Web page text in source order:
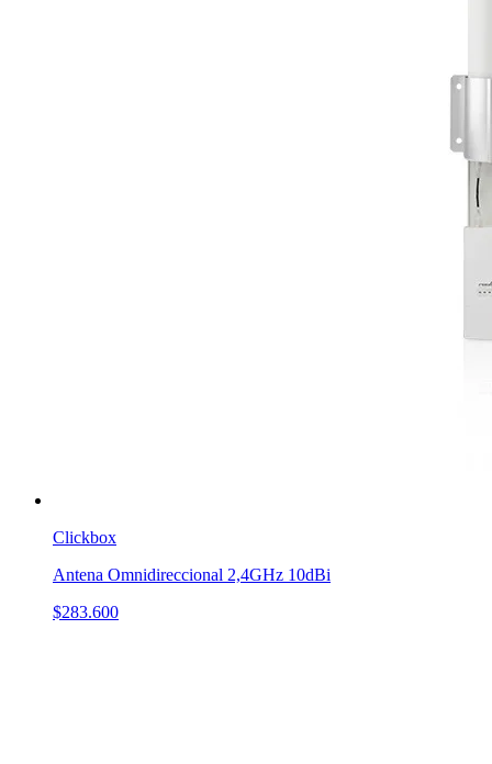
Clickbox
Antena Omnidireccional 2,4GHz 10dBi
$283.600